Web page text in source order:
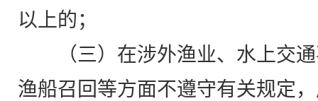
以上的；
（三）在涉外渔业、水上交
渔船召回等方面不遵守有关规定